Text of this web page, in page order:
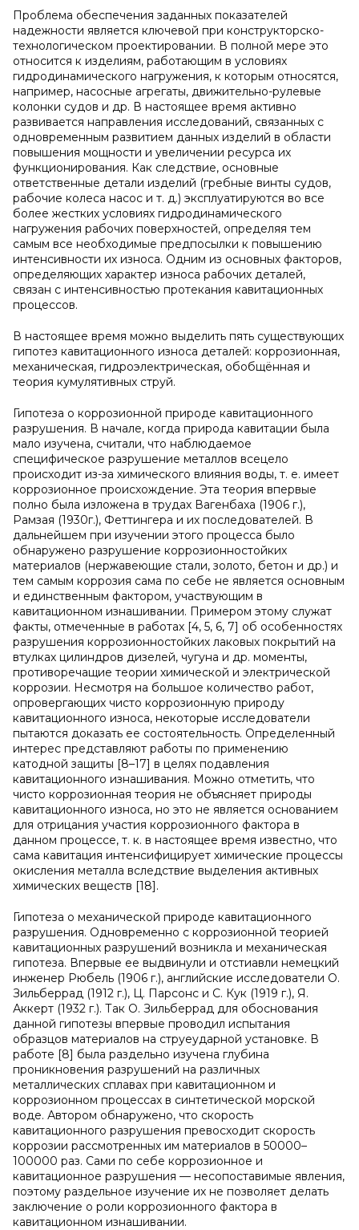
Проблема обеспечения заданных показателей
надежности является ключевой при конструкторско-
технологическом проектировании. В полной мере это
относится к изделиям, работающим в условиях
гидродинамического нагружения, к которым относятся,
например, насосные агрегаты, движительно-рулевые
колонки судов и др. В настоящее время активно
развивается направления исследований, связанных с
одновременным развитием данных изделий в области
повышения мощности и увеличении ресурса их
функционирования. Как следствие, основные
ответственные детали изделий (гребные винты судов,
рабочие колеса насос и т. д.) эксплуатируются во все
более жестких условиях гидродинамического
нагружения рабочих поверхностей, определяя тем
самым все необходимые предпосылки к повышению
интенсивности их износа. Одним из основных факторов,
определяющих характер износа рабочих деталей,
связан с интенсивностью протекания кавитационных
процессов.
В настоящее время можно выделить пять существующих
гипотез кавитационного износа деталей: коррозионная,
механическая, гидроэлектрическая, обобщённая и
теория кумулятивных струй.
Гипотеза о коррозионной природе кавитационного
разрушения. В начале, когда природа кавитации была
мало изучена, считали, что наблюдаемое
специфическое разрушение металлов всецело
происходит из-за химического влияния воды, т. е. имеет
коррозионное происхождение. Эта теория впервые
полно была изложена в трудах Вагенбаха (1906 г.),
Рамзая (1930г.), Феттингера и их последователей. В
дальнейшем при изучении этого процесса было
обнаружено разрушение коррозионностойких
материалов (нержавеющие стали, золото, бетон и др.) и
тем самым коррозия сама по себе не является основным
и единственным фактором, участвующим в
кавитационном изнашивании. Примером этому служат
факты, отмеченные в работах [4, 5, 6, 7] об особенностях
разрушения коррозионностойких лаковых покрытий на
втулках цилиндров дизелей, чугуна и др. моменты,
противоречащие теории химической и электрической
коррозии. Несмотря на большое количество работ,
опровергающих чисто коррозионную природу
кавитационного износа, некоторые исследователи
пытаются доказать ее состоятельность. Определенный
интерес представляют работы по применению
катодной защиты [8–17] в целях подавления
кавитационного изнашивания. Можно отметить, что
чисто коррозионная теория не объясняет природы
кавитационного износа, но это не является основанием
для отрицания участия коррозионного фактора в
данном процессе, т. к. в настоящее время известно, что
сама кавитация интенсифицирует химические процессы
окисления металла вследствие выделения активных
химических веществ [18].
Гипотеза о механической природе кавитационного
разрушения. Одновременно с коррозионной теорией
кавитационных разрушений возникла и механическая
гипотеза. Впервые ее выдвинули и отстиавли немецкий
инженер Рюбель (1906 г.), английские исследователи О.
Зильберрад (1912 г.), Ц. Парсонс и С. Кук (1919 г.), Я.
Аккерт (1932 г.). Так О. Зильберрад для обоснования
данной гипотезы впервые проводил испытания
образцов материалов на струеударной установке. В
работе [8] была раздельно изучена глубина
проникновения разрушений на различных
металлических сплавах при кавитационном и
коррозионном процессах в синтетической морской
воде. Автором обнаружено, что скорость
кавитационного разрушения превосходит скорость
коррозии рассмотренных им материалов в 50000–
100000 раз. Сами по себе коррозионное и
кавитационное разрушения — несопоставимые явления,
поэтому раздельное изучение их не позволяет делать
заключение о роли коррозионного фактора в
кавитационном изнашивании.